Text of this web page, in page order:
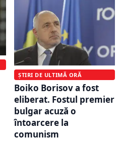
ȘTIRI DE ULTIMĂ ORĂ
Boiko Borisov a fost
eliberat. Fostul premier
bulgar acuză o
întoarcere la
comunism